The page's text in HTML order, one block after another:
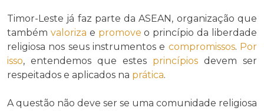
Timor-Leste já faz parte da ASEAN, organização que
também valoriza e promove o princípio da liberdade
religiosa nos seus instrumentos e compromissos. Por
isso, entendemos que estes princípios devem ser
respeitados e aplicados na prática.
A questão não deve ser se uma comunidade religiosa